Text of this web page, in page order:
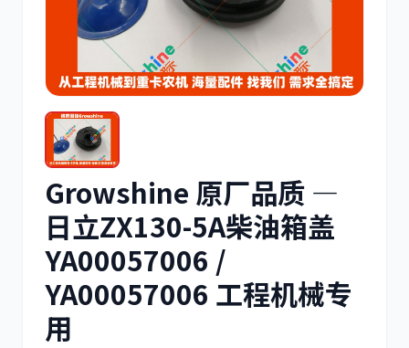
日立 久保田
博世
洋马 住友
Growshine 原厂品质 —
日立ZX130-5A柴油箱盖
YA00057006 /
YA00057006 工程机械专
用